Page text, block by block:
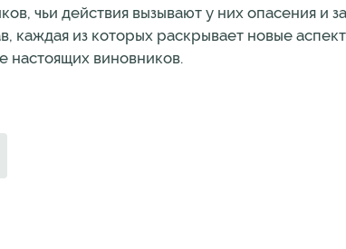
чьи действия вызывают у них опасения и
каждая из которых раскрывает новые
настоящих виновников.